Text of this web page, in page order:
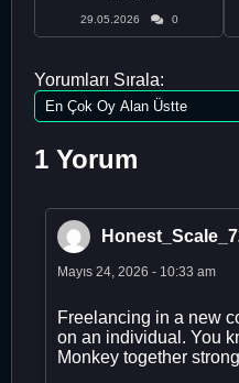
29.05.2026 0
Yorumları Sırala:
1 Yorum
Mayıs 24, 2026 - 10:33 am
Freelancing in a new
on an individual. You
Monkey together